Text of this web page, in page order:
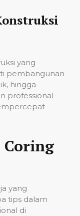
yang
pembangunan
hingga
professional
Coring
yang
tips dalam
di